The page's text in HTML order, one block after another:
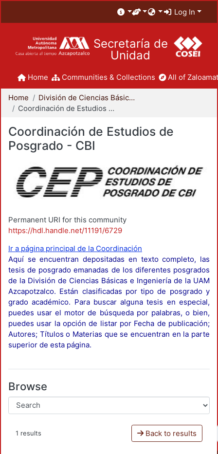
Log In
Secretaría de
Unidad
Home Communities & Collections All of
Home
División de Ciencias Básicas e Ingeniería
Coordinación de Estudios de Posgrado - CBI
Coordinación de Estudios de
Posgrado - CBI
Permanent URI for this community
https://hdl.handle.net/11191/6729
Ir a página principal de la Coordinación
Aquí se encuentran depositadas en texto completo, las
tesis de posgrado emanadas de los diferentes posgrados
de la División de Ciencias Básicas e Ingeniería de la UAM
Azcapotzalco. Están clasificadas por tipo de posgrado y
grado académico. Para buscar alguna tesis en especial,
puedes usar el motor de búsqueda por palabras, o bien,
puedes usar la opción de listar por Fecha de publicación;
Autores; Títulos o Materias que se encuentran en la parte
superior de esta página.
Browse
1 results Back to results